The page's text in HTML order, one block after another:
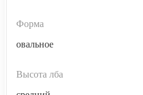
Форма
овальное
Высота лба